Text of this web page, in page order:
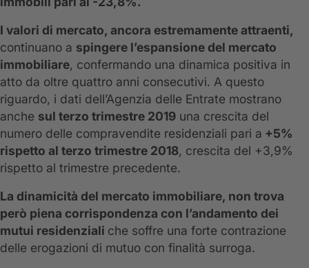
I valori di mercato, ancora estremamente attraenti,
continuano a spingere l’espansione del mercato
immobiliare, confermando una dinamica positiva in
atto da oltre quattro anni consecutivi. A questo
riguardo, i dati dell’Agenzia delle Entrate mostrano
anche sul terzo trimestre 2019 una crescita del
numero delle compravendite residenziali pari a +5%
rispetto al terzo trimestre 2018, crescita del +3,9%
rispetto al trimestre precedente.
La dinamicità del mercato immobiliare, non trova
però piena corrispondenza con l’andamento dei
mutui residenziali che soffre una forte contrazione
delle erogazioni di mutuo con finalità surroga.